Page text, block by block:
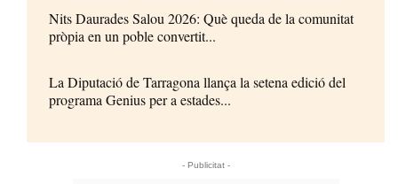
Nits Daurades Salou 2026: Què queda de la comunitat
pròpia en un poble convertit...
La Diputació de Tarragona llança la setena edició del
programa Genius per a estades...
- Publicitat -